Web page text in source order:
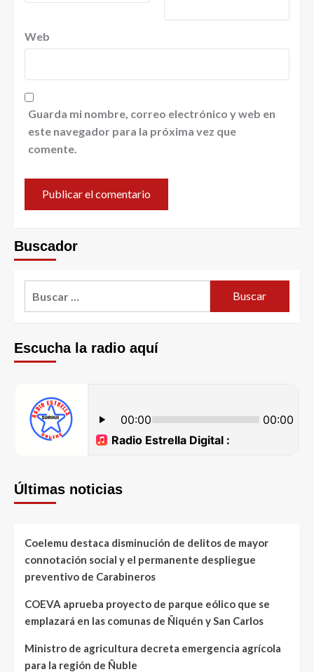
Web
Guarda mi nombre, correo electrónico y web en
este navegador para la próxima vez que
comente.
Buscador
Escucha la radio aquí
Últimas noticias
Coelemu destaca disminución de delitos de mayor
connotación social y el permanente despliegue
preventivo de Carabineros
COEVA aprueba proyecto de parque eólico que se
emplazará en las comunas de Ñiquén y San Carlos
Ministro de agricultura decreta emergencia agrícola
para la región de Ñuble